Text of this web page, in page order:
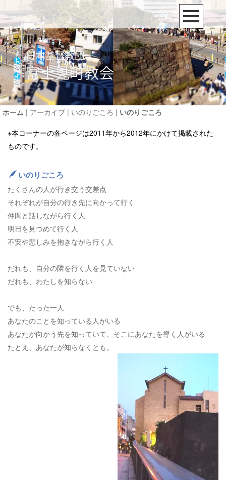
ホーム | アーカイブ | いのりごころ | いのりごころ
※本コーナーの各ページは2011年から2012年にかけて掲載された
ものです。
いのりごころ
たくさんの人が行き交う交差点
それぞれが自分の行き先に向かって行く
仲間と話しながら行く人
明日を見つめて行く人
不安や悲しみを抱きながら行く人
だれも、自分の隣を行く人を見ていない
だれも、わたしを知らない
でも、たった一人
あなたのことを知っている人がいる
あなたが向かう先を知っていて、そこにあなたを導く人がいる
たとえ、あなたが知らなくとも。